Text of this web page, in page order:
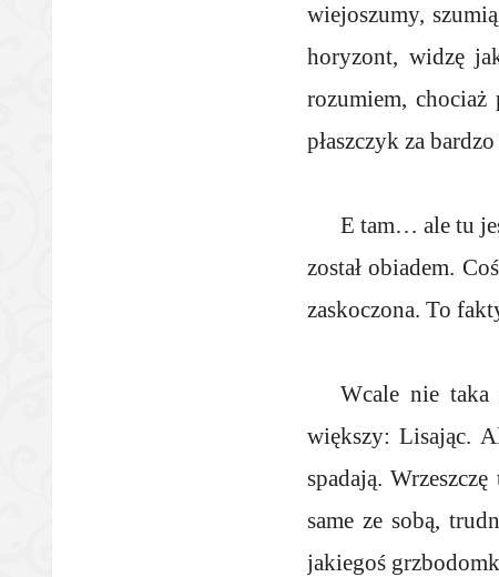
wiejoszumy,
horyzont, widzę
rozumiem,
płaszczyk za
E tam… ale tu
został obiadem.
zaskoczona. To
Wcale nie
większy: Lisając.
spadają.
same ze sobą,
jakiegoś